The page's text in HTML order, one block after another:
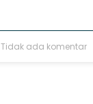
Tidak ada komentar